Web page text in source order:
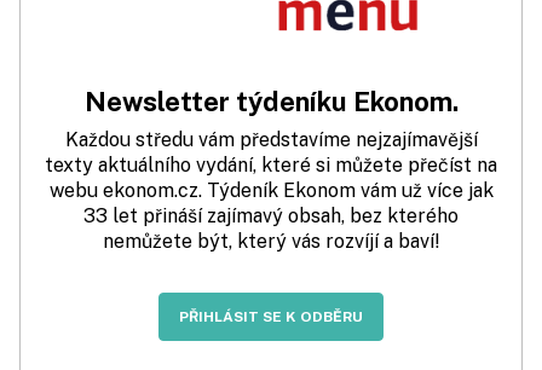
Newsletter týdeníku Ekonom.
Každou středu vám představíme nejzajímavější
texty aktuálního vydání, které si můžete přečíst na
webu ekonom.cz. Týdeník Ekonom vám už více jak
33 let přináší zajímavý obsah, bez kterého
nemůžete být, který vás rozvíjí a baví!
PŘIHLÁSIT SE K ODBĚRU